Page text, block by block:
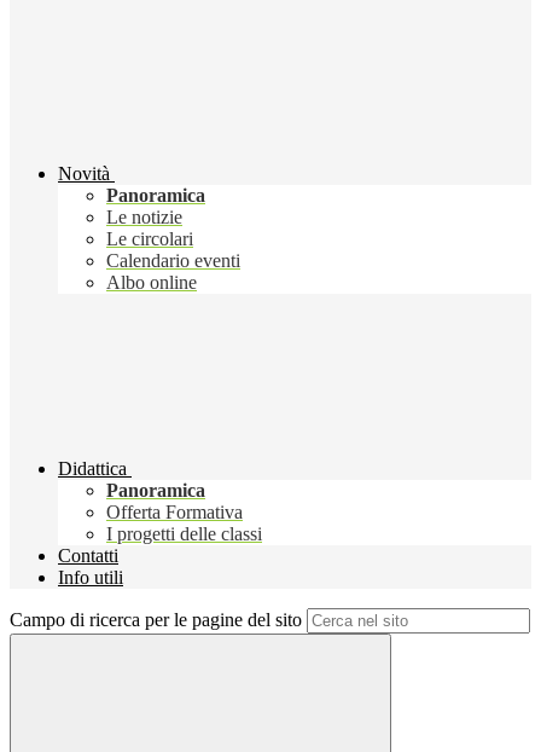
Novità
Panoramica
Le notizie
Le circolari
Calendario eventi
Albo online
Didattica
Panoramica
Offerta Formativa
I progetti delle classi
Contatti
Info utili
Campo di ricerca per le pagine del sito